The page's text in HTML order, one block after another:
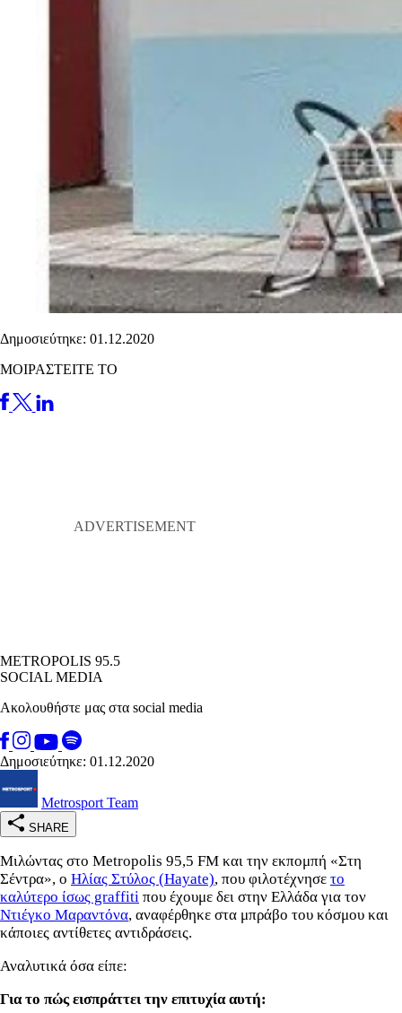
Δημοσιεύτηκε: 01.12.2020
ΜΟΙΡΑΣΤΕΙΤΕ ΤΟ
METROPOLIS 95.5
SOCIAL MEDIA
Ακολουθήστε μας στα social media
Δημοσιεύτηκε: 01.12.2020
Metrosport Team
SHARE
Μιλώντας στο Metropolis 95,5 FM και την εκπομπή «Στη
Σέντρα», ο Ηλίας Στύλος (Hayate), που φιλοτέχνησε το
καλύτερο ίσως graffiti που έχουμε δει στην Ελλάδα για τον
Ντιέγκο Μαραντόνα, αναφέρθηκε στα μπράβο του κόσμου και
κάποιες αντίθετες αντιδράσεις.
Αναλυτικά όσα είπε:
Για το πώς εισπράττει την επιτυχία αυτή: